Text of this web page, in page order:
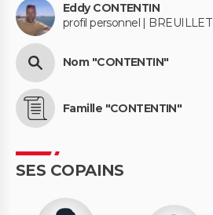
Eddy CONTENTIN
profil personnel | BREUILLET
Nom "CONTENTIN"
Famille "CONTENTIN"
SES COPAINS